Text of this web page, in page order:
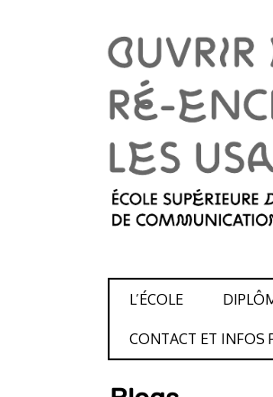
SKIP TO CONTENT
L’ÉCOLE
CONTACT ET INFOS